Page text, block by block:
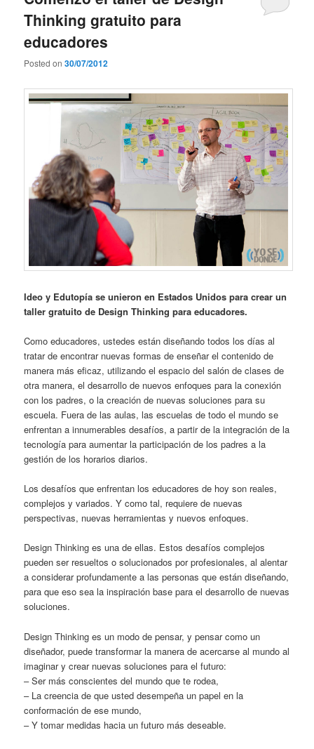
Thinking gratuito para
educadores
Posted on30/07/2012
Ideo y Edutopía se unieron en Estados Unidos para crear un
taller gratuito de Design Thinking para educadores.
Como educadores, ustedes están diseñando todos los días al
tratar de encontrar nuevas formas de enseñar el contenido de
manera más eficaz, utilizando el espacio del salón de clases de
otra manera, el desarrollo de nuevos enfoques para la conexión
con los padres, o la creación de nuevas soluciones para su
escuela. Fuera de las aulas, las escuelas de todo el mundo se
enfrentan a innumerables desafíos, a partir de la integración de la
tecnología para aumentar la participación de los padres a la
gestión de los horarios diarios.
Los desafíos que enfrentan los educadores de hoy son reales,
complejos y variados. Y como tal, requiere de nuevas
perspectivas, nuevas herramientas y nuevos enfoques.
Design Thinking es una de ellas. Estos desafíos complejos
pueden ser resueltos o solucionados por profesionales, al alentar
a considerar profundamente a las personas que están diseñando,
para que eso sea la inspiración base para el desarrollo de nuevas
soluciones.
Design Thinking es un modo de pensar, y pensar como un
diseñador, puede transformar la manera de acercarse al mundo al
imaginar y crear nuevas soluciones para el futuro:
– Ser más conscientes del mundo que te rodea,
– La creencia de que usted desempeña un papel en la
conformación de ese mundo,
– Y tomar medidas hacia un futuro más deseable.